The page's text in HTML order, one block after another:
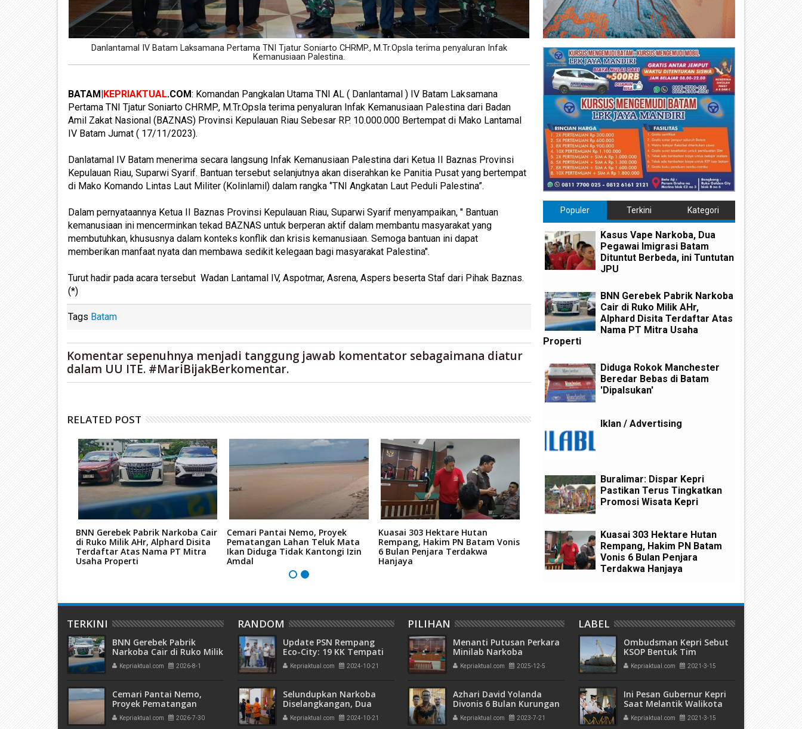
Danlantamal IV Batam Laksamana Pertama TNI Tjatur Soniarto CHRMP., M.Tr.Opsla terima penyaluran Infak
Kemanusiaan Palestina.
BATAM|KEPRIAKTUAL.COM: Komandan Pangkalan Utama TNI AL ( Danlantamal ) IV Batam Laksamana
Pertama TNI Tjatur Soniarto CHRMP., M.Tr.Opsla terima penyaluran Infak Kemanusiaan Palestina dari Badan
Amil Zakat Nasional (BAZNAS) Provinsi Kepulauan Riau Sebesar RP. 10.000.000 Bertempat di Mako Lantamal
IV Batam Jumat ( 17/11/2023).
Danlatamal IV Batam menerima secara langsung Infak Kemanusiaan Palestina dari Ketua II Baznas Provinsi
Kepulauan Riau, Suparwi Syarif. Bantuan tersebut selanjutnya akan diserahkan ke Panitia Pusat yang bertempat
di Mako Komando Lintas Laut Militer (Kolinlamil) dalam rangka ‘’TNI Angkatan Laut Peduli Palestina”.
Dalam pernyataannya Ketua II Baznas Provinsi Kepulauan Riau, Suparwi Syarif menyampaikan, " Bantuan
kemanusiaan ini mencerminkan tekad BAZNAS untuk berperan aktif dalam membantu masyarakat yang
membutuhkan, khususnya dalam konteks konflik dan krisis kemanusiaan. Semoga bantuan ini dapat
memberikan manfaat nyata dan membawa sedikit kelegaan bagi masyarakat Palestina".
Turut hadir pada acara tersebut Wadan Lantamal IV, Aspotmar, Asrena, Aspers beserta Staf dari Pihak Baznas.
(*)
Tags Batam
Komentar sepenuhnya menjadi tanggung jawab komentator sebagaimana diatur
dalam UU ITE. #MariBijakBerkomentar.
RELATED POST
BNN Gerebek Pabrik Narkoba Cair
di Ruko Milik AHr, Alphard Disita
Terdaftar Atas Nama PT Mitra
Usaha Properti
Cemari Pantai Nemo, Proyek
Pematangan Lahan Teluk Mata
Ikan Diduga Tidak Kantongi Izin
Amdal
Kuasai 303 Hektare Hutan
Rempang, Hakim PN Batam Vonis
6 Bulan Penjara Terdakwa
Hanjaya
Lolos dari Tuntutan Mati Kasus
40 Kg Sabu, Bandar Narkoba
Masri Diadili Perkara TPPU Aset
Miliaran
Kuasai 303 Hektare Hutan
Rempang, Acai Hanya
Bulan Penjara
Populer Terkini Kategori
Kasus Vape Narkoba, Dua
Pegawai Imigrasi Batam
Dituntut Berbeda, ini Tuntutan
JPU
BNN Gerebek Pabrik Narkoba
Cair di Ruko Milik AHr,
Alphard Disita Terdaftar Atas
Nama PT Mitra Usaha
Properti
Diduga Rokok Manchester
Beredar Bebas di Batam
'Dipalsukan'
Iklan / Advertising
Buralimar: Dispar Kepri
Pastikan Terus Tingkatkan
Promosi Wisata Kepri
Kuasai 303 Hektare Hutan
Rempang, Hakim PN Batam
Vonis 6 Bulan Penjara
Terdakwa Hanjaya
TERKINI
BNN Gerebek Pabrik
Narkoba Cair di Ruko Milik
AHr, Alphard Disita
Terdaftar Atas Nama PT
Kepriaktual.com 2026-8-1
Cemari Pantai Nemo,
Proyek Pematangan
Lahan Teluk Mata Ikan
Diduga Tidak Kantongi
Kepriaktual.com 2026-7-30
RANDOM
Update PSN Rempang
Eco-City: 19 KK Tempati
Rumah Baru Tanjung
Banun
Kepriaktual.com 2024-10-21
Selundupkan Narkoba
Diselangkangan, Dua
Nelayan Diamankan Bea
Cukai Batam
Kepriaktual.com 2024-10-21
PILIHAN
Menanti Putusan Perkara
Minilab Narkoba
Terdakwa Touzen
"Loloskah dari Hukuman
Kepriaktual.com 2025-12-5
Azhari David Yolanda
Divonis 6 Bulan Kurungan
dan Rehabilitasi 10 Bulan
Kepriaktual.com 2023-7-21
LABEL
Ombudsman Kepri Sebut
KSOP Bentuk Tim
Investigasi Kasus
Pemotongan Kapal Acacia
Kepriaktual.com 2021-3-15
Ini Pesan Gubernur Kepri
Saat Melantik Walikota
dan Wakil Walikota
Batam
Kepriaktual.com 2021-3-15